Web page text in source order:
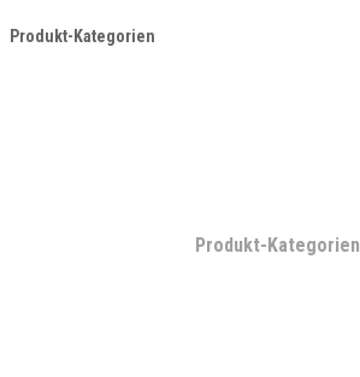
Produkt-Kategorien
Produkt-Kategorien